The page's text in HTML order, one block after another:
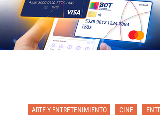
ARTE Y ENTRETENIMIENTO CINE